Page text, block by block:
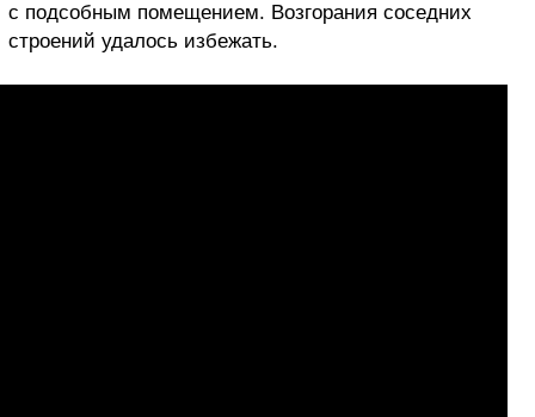
с подсобным помещением. Возгорания соседних
строений удалось избежать.